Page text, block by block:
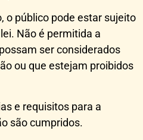
o público pode estar sujeito
Não é permitida a
ser considerados
ou que estejam proibidos
e requisitos para a
são cumpridos.